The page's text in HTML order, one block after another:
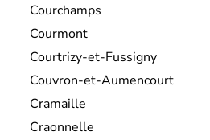
Courchamps
Courmont
Courtrizy-et-Fussigny
Couvron-et-Aumencourt
Cramaille
Craonnelle